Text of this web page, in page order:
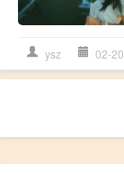
ysz 02-20